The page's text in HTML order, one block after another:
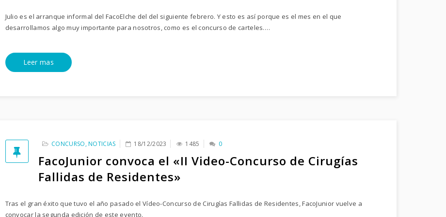
Julio es el arranque informal del FacoElche del del siguiente febrero. Y esto es así porque es el mes en el que
desarrollamos algo muy importante para nosotros, como es el concurso de carteles.…
Leer mas
CONCURSO,NOTICIAS 18/12/2023 1485 0
FacoJunior convoca el «II Video-Concurso de Cirugías
Fallidas de Residentes»
Tras el gran éxito que tuvo el año pasado el Vídeo-Concurso de Cirugías Fallidas de Residentes, FacoJunior vuelve a
convocar la segunda edición de este evento.